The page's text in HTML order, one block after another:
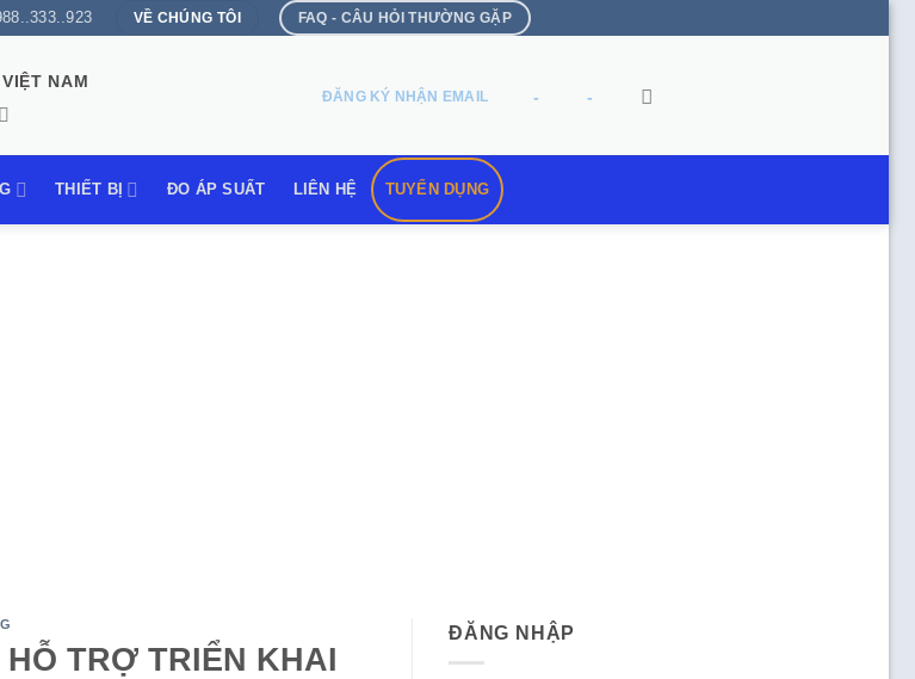
VỀ CHÚNG TÔI FAQ - CÂU HỎI THƯỜNG GẶP
NAM
ĐĂNG KÝ NHẬN EMAIL - -
THIẾT BỊ ĐO ÁP SUẤT LIÊN HỆ TUYỂN DỤNG
TRỢ TRIỂN KHAI
ĐĂNG NHẬP